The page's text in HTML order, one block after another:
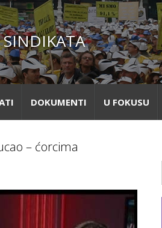
DOKUMENTI U FOKUSU
– ćorcima